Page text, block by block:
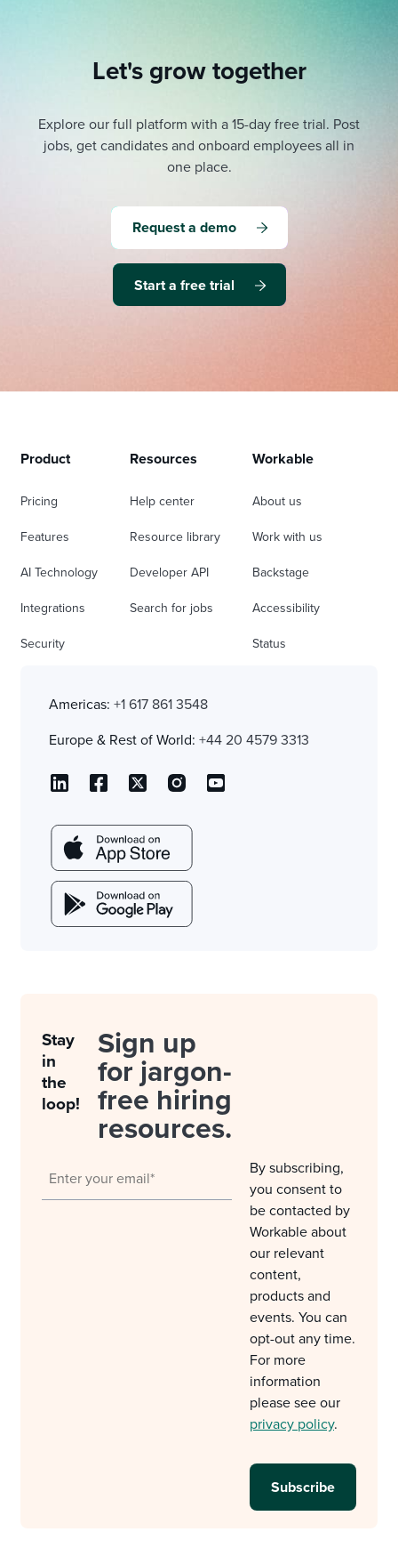
Let's grow together
Explore our full platform with a 15-day free trial. Post
jobs, get candidates and onboard employees all in
one place.
Request a demo
Start a free trial
Product
Pricing
Features
AI Technology
Integrations
Security
Resources
Help center
Resource library
Developer API
Search for jobs
Workable
About us
Work with us
Backstage
Accessibility
Status
Americas: +1 617 861 3548
Europe & Rest of World: +44 20 4579 3313
Stay
in
the
loop!
Sign up
for jargon-
free hiring
resources.
By subscribing,
you consent to
be contacted by
Workable about
our relevant
content,
products and
events. You can
opt-out any time.
For more
information
please see our
privacy policy.